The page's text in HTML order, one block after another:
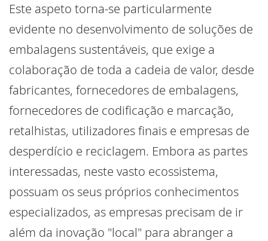
Este aspeto torna-se particularmente
evidente no desenvolvimento de soluções de
embalagens sustentáveis, que exige a
colaboração de toda a cadeia de valor, desde
fabricantes, fornecedores de embalagens,
fornecedores de codificação e marcação,
retalhistas, utilizadores finais e empresas de
desperdício e reciclagem. Embora as partes
interessadas, neste vasto ecossistema,
possuam os seus próprios conhecimentos
especializados, as empresas precisam de ir
além da inovação "local" para abranger a